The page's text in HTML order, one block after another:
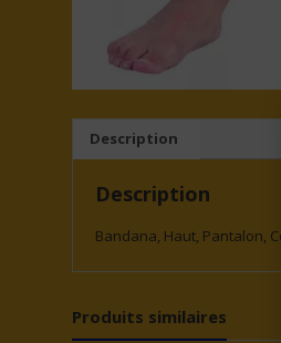
Description
Description
Bandana, Haut, Pantalon,
Produits similaires